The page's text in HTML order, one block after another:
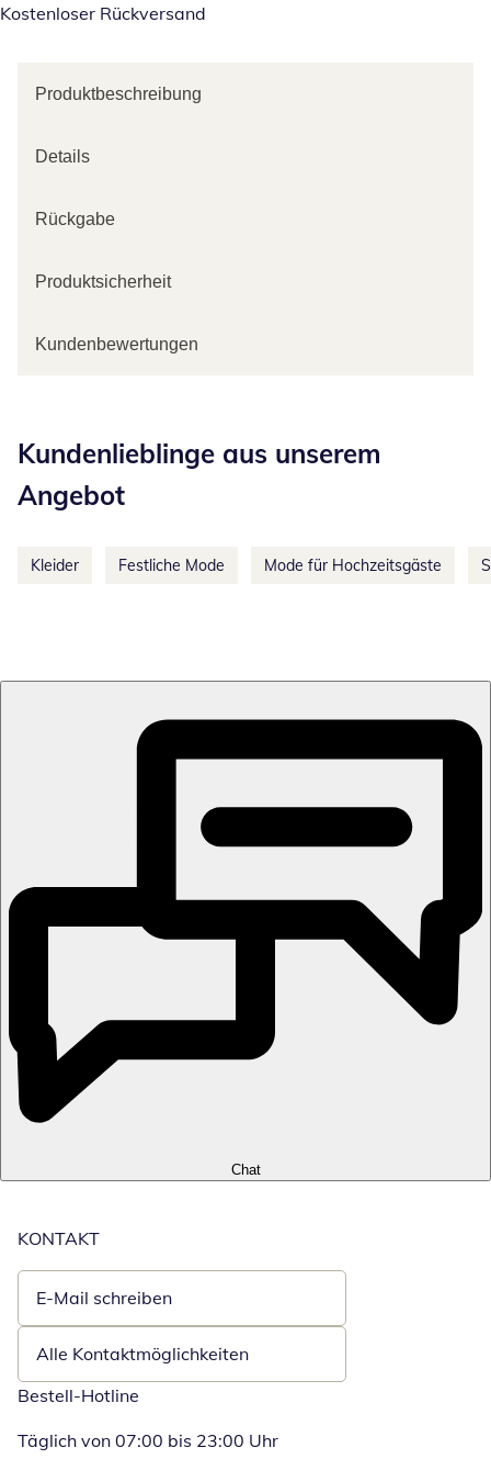
Kostenloser Rückversand
Produktbeschreibung
Details
Rückgabe
Produktsicherheit
Kundenbewertungen
Kundenlieblinge aus unserem
Angebot
Kleider Festliche Mode Mode für Hochzeitsgäste
Chat
KONTAKT
E-Mail schreiben
Öffnet E-Mail-Client
Alle Kontaktmöglichkeiten
Bestell-Hotline
Täglich von 07:00 bis 23:00 Uhr